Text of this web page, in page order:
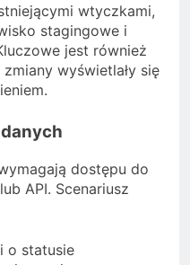
wtyczkami,
stagingowe i
jest również
wyświetlały się
dostępu do
API. Scenariusz
o statusie